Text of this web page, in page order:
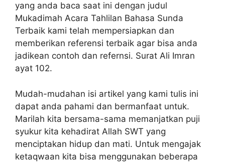
yang anda baca saat ini dengan judul
Mukadimah Acara Tahlilan Bahasa Sunda
Terbaik kami telah mempersiapkan dan
memberikan referensi terbaik agar bisa anda
jadikean contoh dan refernsi. Surat Ali Imran
ayat 102.
Mudah-mudahan isi artikel yang kami tulis ini
dapat anda pahami dan bermanfaat untuk.
Marilah kita bersama-sama memanjatkan puji
syukur kita kehadirat Allah SWT yang
menciptakan hidup dan mati. Untuk mengajak
ketaqwaan kita bisa menggunakan beberapa